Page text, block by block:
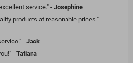
service." - Josephine
products at reasonable prices." -
- Jack
- Tatiana